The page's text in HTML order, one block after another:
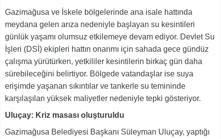
Gazimağusa ve İskele bölgelerinde ana isale hattında
meydana gelen arıza nedeniyle başlayan su kesintileri
günlük yaşamı olumsuz etkilemeye devam ediyor. Devlet Su
İşleri (DSİ) ekipleri hattın onarımı için sahada gece gündüz
çalışma yürütürken, yetkililer kesintilerin birkaç gün daha
sürebileceğini belirtiyor. Bölgede vatandaşlar ise suya
erişimde yaşanan sıkıntılar ve tankerle su temininde
karşılaşılan yüksek maliyetler nedeniyle tepki gösteriyor.
Uluçay: Kriz masası oluşturuldu
Gazimağusa Belediyesi Başkanı Süleyman Uluçay, yaptığı